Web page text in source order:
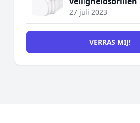
27 juli 2023
VERRAS MIJ!